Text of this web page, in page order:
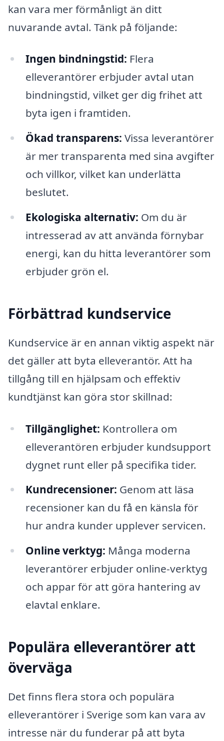
kan vara mer förmånligt än ditt
nuvarande avtal. Tänk på följande:
Ingen bindningstid: Flera
elleverantörer erbjuder avtal utan
bindningstid, vilket ger dig frihet att
byta igen i framtiden.
Ökad transparens: Vissa leverantörer
är mer transparenta med sina avgifter
och villkor, vilket kan underlätta
beslutet.
Ekologiska alternativ: Om du är
intresserad av att använda förnybar
energi, kan du hitta leverantörer som
erbjuder grön el.
Förbättrad kundservice
Kundservice är en annan viktig aspekt när
det gäller att byta elleverantör. Att ha
tillgång till en hjälpsam och effektiv
kundtjänst kan göra stor skillnad:
Tillgänglighet: Kontrollera om
elleverantören erbjuder kundsupport
dygnet runt eller på specifika tider.
Kundrecensioner: Genom att läsa
recensioner kan du få en känsla för
hur andra kunder upplever servicen.
Online verktyg: Många moderna
leverantörer erbjuder online-verktyg
och appar för att göra hantering av
elavtal enklare.
Populära elleverantörer att
överväga
Det finns flera stora och populära
elleverantörer i Sverige som kan vara av
intresse när du funderar på att byta